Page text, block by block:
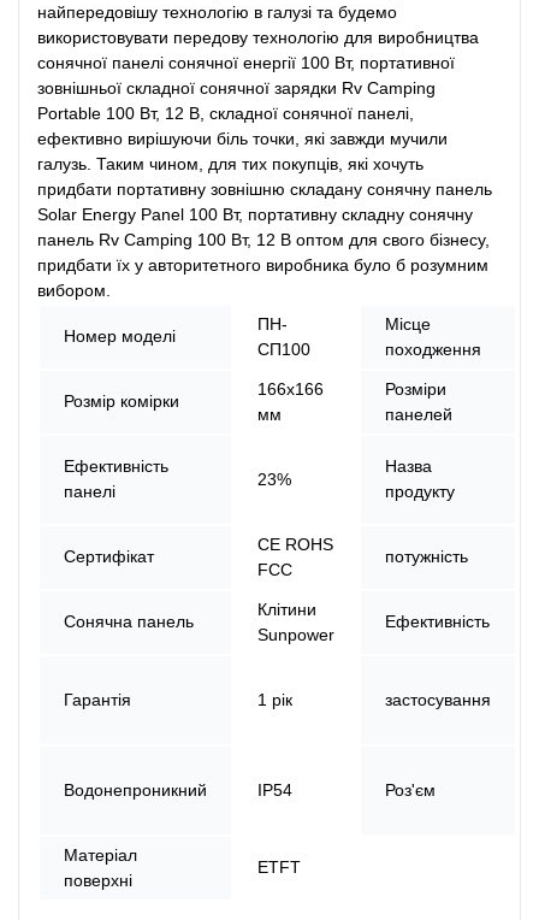
найпередовішу технологію в галузі та будемо
використовувати передову технологію для виробництва
сонячної панелі сонячної енергії 100 Вт, портативної
зовнішньої складної сонячної зарядки Rv Camping
Portable 100 Вт, 12 В, складної сонячної панелі,
ефективно вирішуючи біль точки, які завжди мучили
галузь. Таким чином, для тих покупців, які хочуть
придбати портативну зовнішню складану сонячну панель
Solar Energy Panel 100 Вт, портативну складну сонячну
панель Rv Camping 100 Вт, 12 В оптом для свого бізнесу,
придбати їх у авторитетного виробника було б розумним
вибором.
Номер моделі
ПН-
СП100
Місце
походження
Розмір комірки
166х166
мм
Розміри
панелей
Ефективність
панелі
23%
Назва
продукту
Сертифікат
CE ROHS
FCC
потужність
Сонячна панель
Клітини
Sunpower
Ефективність
Гарантія 1 рік застосування
Водонепроникний IP54 Роз'єм
Матеріал
поверхні
ETFT